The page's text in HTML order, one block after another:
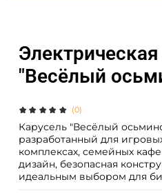
(0)
"Весёлый
Карусель "Весёлый
разработанный для
комплексах, семейных
дизайн, безопасная
идеальным выбором для